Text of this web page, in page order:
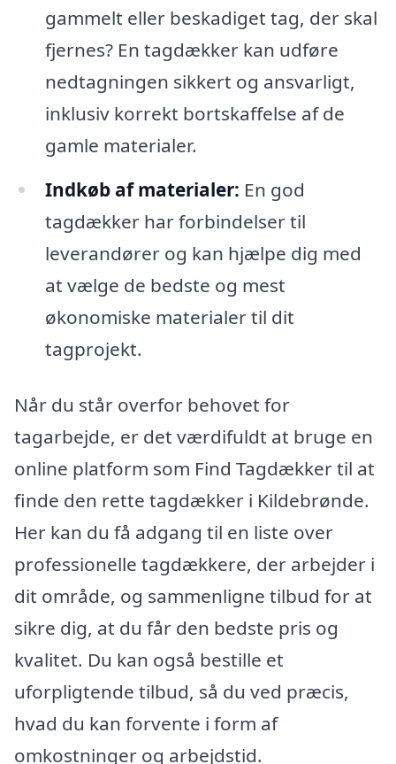
gammelt eller beskadiget tag, der skal
fjernes? En tagdækker kan udføre
nedtagningen sikkert og ansvarligt,
inklusiv korrekt bortskaffelse af de
gamle materialer.
Indkøb af materialer: En god
tagdækker har forbindelser til
leverandører og kan hjælpe dig med
at vælge de bedste og mest
økonomiske materialer til dit
tagprojekt.
Når du står overfor behovet for
tagarbejde, er det værdifuldt at bruge en
online platform som Find Tagdækker til at
finde den rette tagdækker i Kildebrønde.
Her kan du få adgang til en liste over
professionelle tagdækkere, der arbejder i
dit område, og sammenligne tilbud for at
sikre dig, at du får den bedste pris og
kvalitet. Du kan også bestille et
uforpligtende tilbud, så du ved præcis,
hvad du kan forvente i form af
omkostninger og arbejdstid.